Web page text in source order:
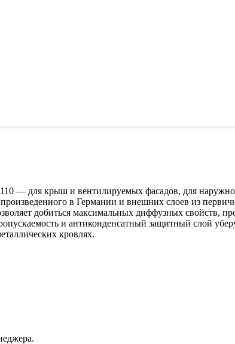
— для крыш и вентилируемых фасадов, для
в Германии и внешних слоев из
добиться максимальных диффузных свойств,
и антиконденсатный защитный слой
кровлях.